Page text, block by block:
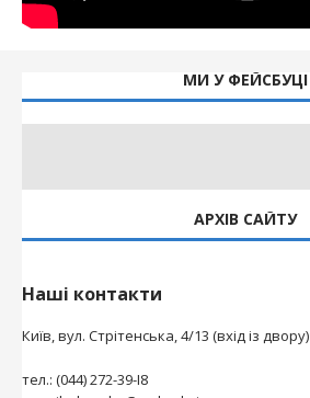
МИ У ФЕЙСБУЦІ
АРХІВ САЙТУ
Наші контакти
Київ, вул. Стрітенська, 4/13 (вхід із двору)
тел.: (044) 272-39-І8